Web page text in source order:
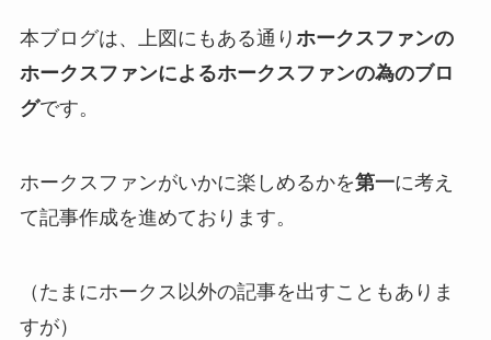
本ブログは、上図にもある通り ホークスファンの
ホークスファンによるホークスファンの為のブロ
グです。
ホークスファンがいかに楽しめるかを第一に考え
て記事作成を進めております。
（たまにホークス以外の記事を出すこともありま
すが）